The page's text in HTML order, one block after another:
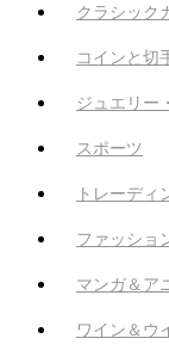
クラシック
コインと切
ジュエリー
スポーツ
トレーディ
ファッショ
マンガ＆ア
ワイン＆ウ